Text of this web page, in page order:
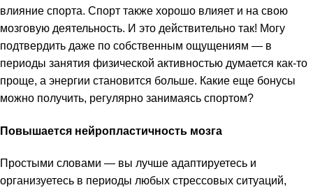
влияние спорта. Спорт также хорошо влияет и на свою
мозговую деятельность. И это действительно так! Могу
подтвердить даже по собственным ощущениям — в
периоды занятия физической активностью думается как-то
проще, а энергии становится больше. Какие еще бонусы
можно получить, регулярно занимаясь спортом?
Повышается нейропластичность мозга
Простыми словами — вы лучше адаптируетесь и
организуетесь в периоды любых стрессовых ситуаций,